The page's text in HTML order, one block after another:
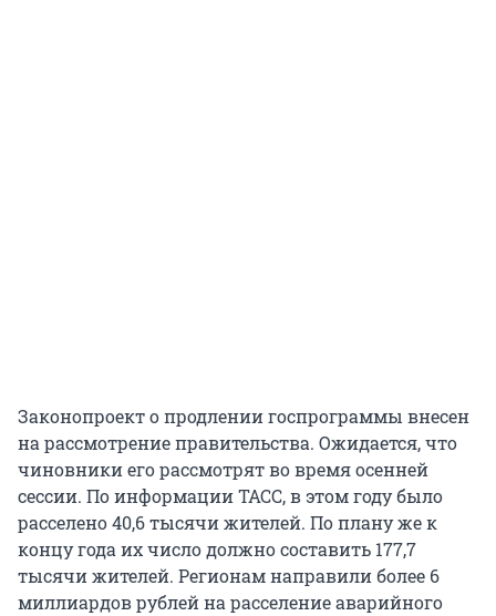
Законопроект о продлении госпрограммы внесен
на рассмотрение правительства. Ожидается, что
чиновники его рассмотрят во время осенней
сессии. По информации ТАСС, в этом году было
расселено 40,6 тысячи жителей. По плану же к
концу года их число должно составить 177,7
тысячи жителей. Регионам направили более 6
миллиардов рублей на расселение аварийного